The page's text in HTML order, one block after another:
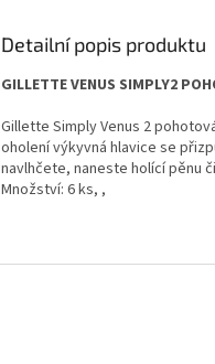
Detailní popis produktu
GILLETTE VENUS SIMPLY2
Gillette Simply Venus 2
oholení výkyvná hlavice se
navlhčete, naneste holící pěnu
Množství: 6 ks, ,